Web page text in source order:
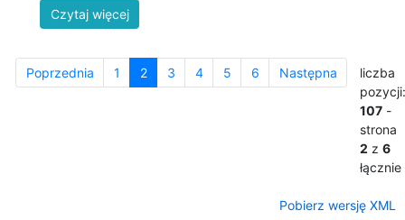
Poprzednia 1 2 3 4 5 6 Następna
liczba
pozycji:
107 -
strona
2 z 6
łącznie
Pobierz wersję XML